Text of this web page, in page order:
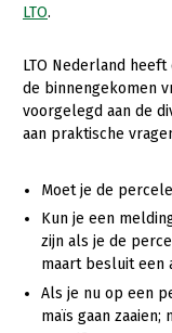
Paardenhouderij
Varkenshouderij
Bomen, vaste
Fruitteelt
Paddenstoelen
Onderwerpen
Nieuws
Webinars
Over LTO
LTO Nederland
Mensen
Bestuur en
Jaarverslag 2023
LTO.
LTO Nederland
de binnengekomen
voorgelegd aan de
aan praktische
Moet je de
Kun je een
zijn als je de
maart besluit een
Als je nu op een
maïs gaan